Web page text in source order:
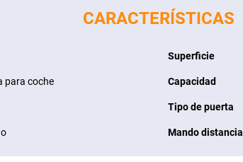
CARACTERÍSTICAS
Superficie
para coche Capacidad
Tipo de puerta
Mando distancia